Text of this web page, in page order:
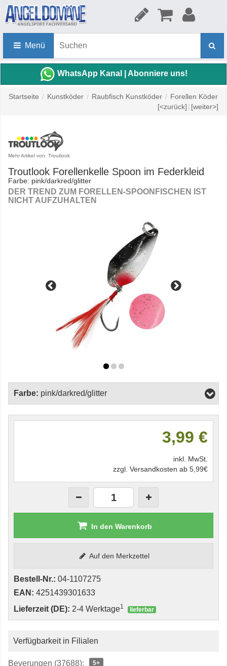
Menü
WhatsApp Kanal | Abonniere uns!
Startseite / Kunstköder / Raubfisch Kunstköder / Forellen Köder
[<zurück] | [weiter>]
Mehr Artikel von: Troutlook
Troutlook Forellenkelle Spoon im Federkleid
Farbe: pink/darkred/glitter
DER TREND ZUM FORELLEN-SPOONFISCHEN IST
NICHT AUFZUHALTEN
Farbe: pink/darkred/glitter
3,99 €
inkl. MwSt.
zzgl. Versandkosten ab 5,99€
In den Warenkorb
Auf den Merkzettel
Bestell-Nr.: 04-1107275
EAN: 4251439301633
Lieferzeit (DE): 2-4 Werktage1 lieferbar
Verfügbarkeit in Filialen
Beverungen (37688): 5+